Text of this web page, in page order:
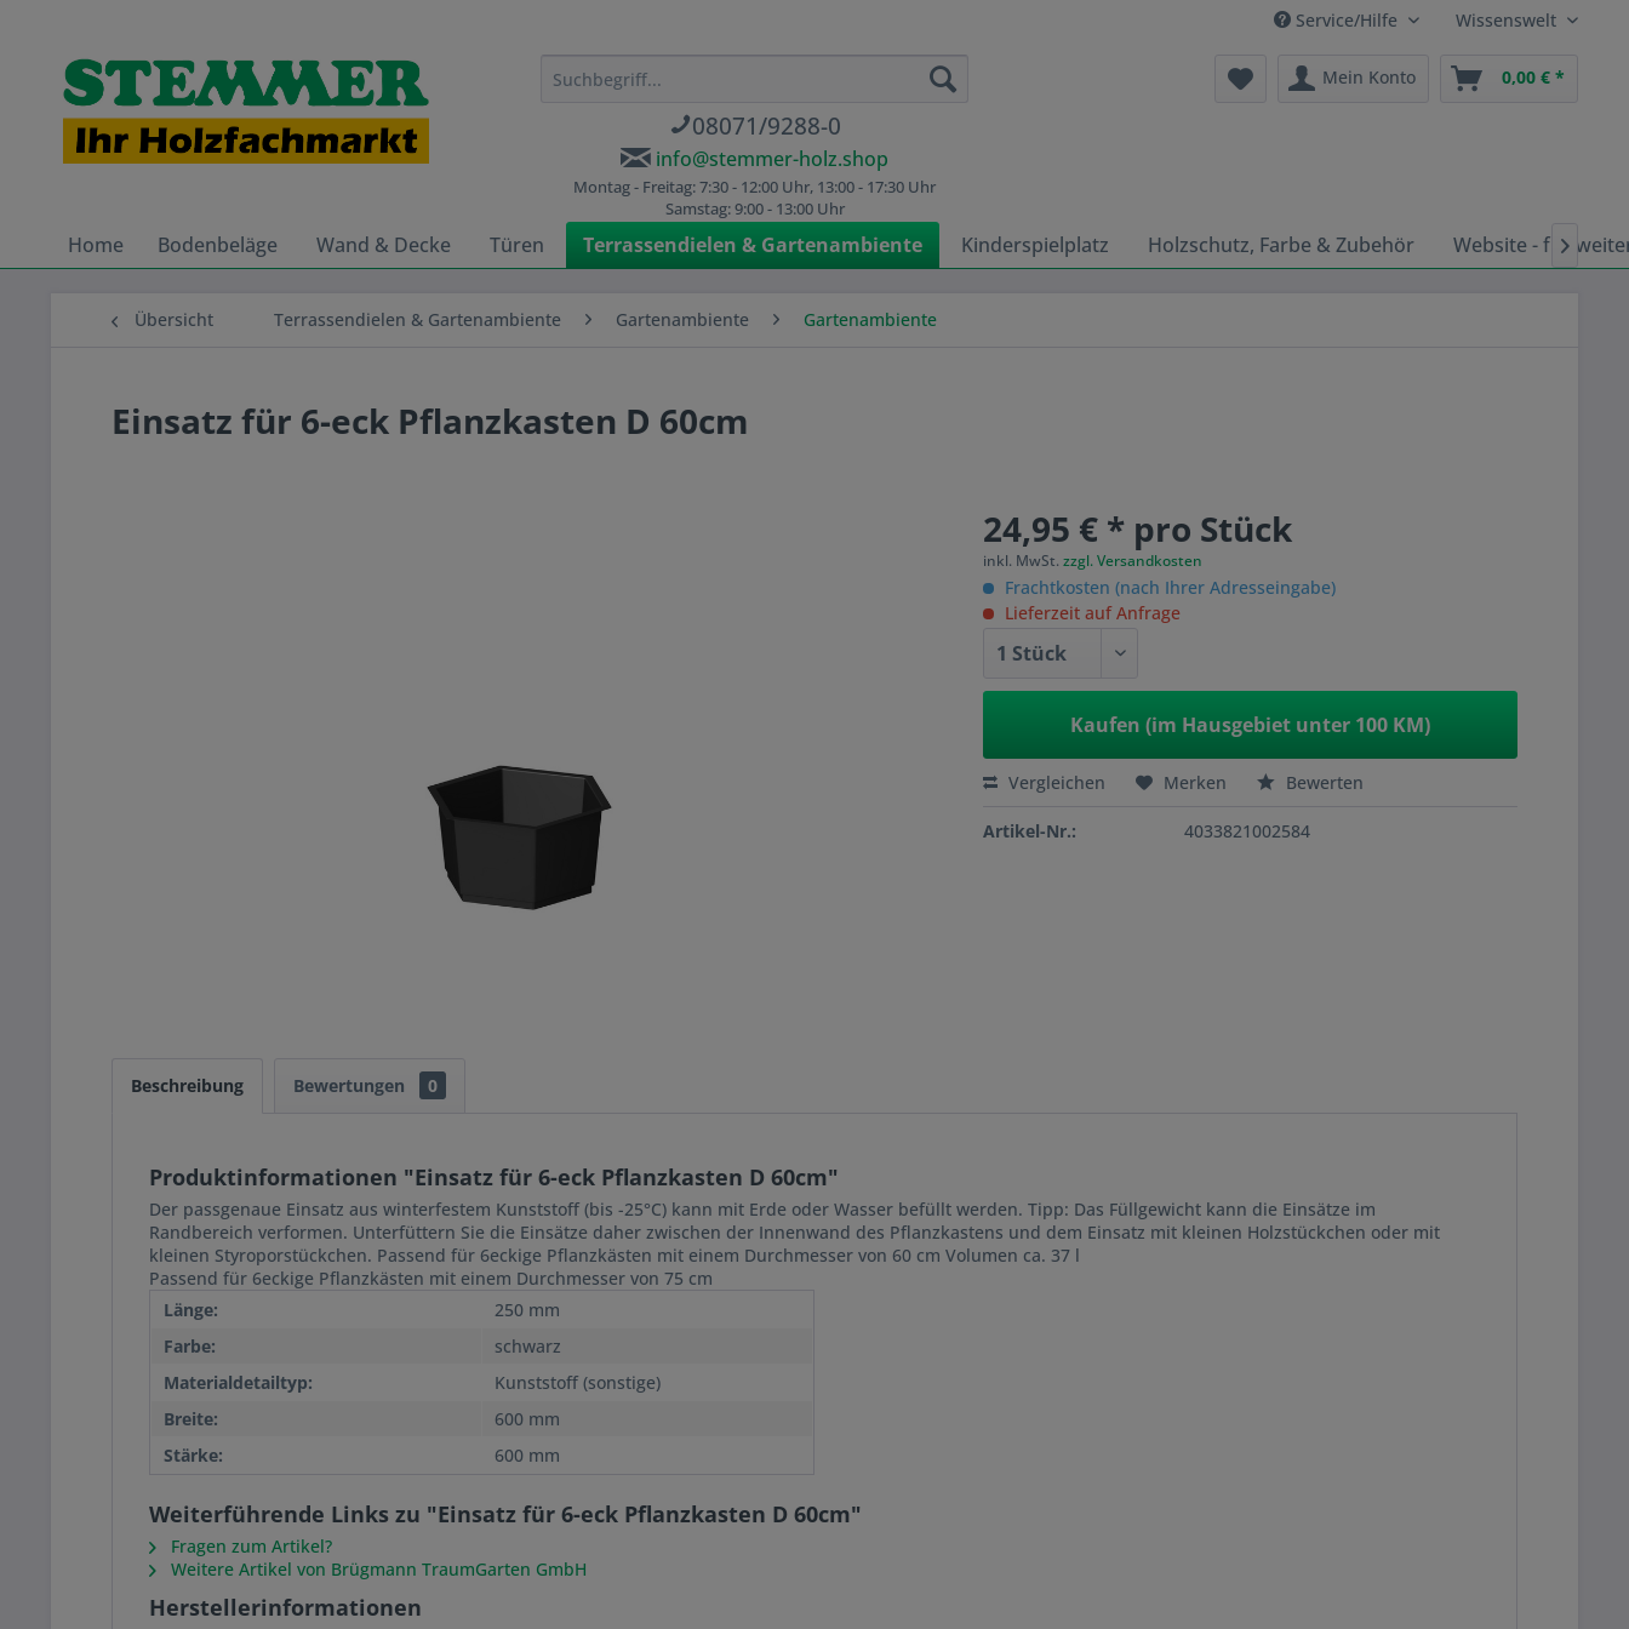
Service/Hilfe Wissenswelt
08071/9288-0
info@stemmer-holz.shop
Montag - Freitag: 7:30 - 12:00 Uhr, 13:00 - 17:30 Uhr
Samstag: 9:00 - 13:00 Uhr
Mein Konto 0,00 € *
Home Bodenbeläge Wand & Decke Türen Terrassendielen & Gartenambiente Kinderspielplatz Holzschutz, Farbe & Zubehör Website - für

Übersicht Terrassendielen & Gartenambiente Gartenambiente Gartenambiente
Einsatz für 6-eck Pflanzkasten D 60cm
24,95 € * pro Stück
inkl. MwSt.zzgl. Versandkosten
Frachtkosten (nach Ihrer Adresseingabe)
Lieferzeit auf Anfrage
Kaufen (im Hausgebiet unter 100 KM)
Vergleichen Merken Bewerten
Artikel-Nr.: 4033821002584
Beschreibung Bewertungen 0
Produktinformationen "Einsatz für 6-eck Pflanzkasten D 60cm"
Der passgenaue Einsatz aus winterfestem Kunststoff (bis -25°C) kann mit Erde oder Wasser befüllt werden. Tipp: Das Füllgewicht kann die Einsätze im
Randbereich verformen. Unterfüttern Sie die Einsätze daher zwischen der Innenwand des Pflanzkastens und dem Einsatz mit kleinen Holzstückchen oder mit
kleinen Styroporstückchen. Passend für 6eckige Pflanzkästen mit einem Durchmesser von 60 cm Volumen ca. 37 l
Passend für 6eckige Pflanzkästen mit einem Durchmesser von 75 cm
Länge:
250 mm
Farbe:
schwarz
Materialdetailtyp:
Kunststoff (sonstige)
Breite:
600 mm
Stärke:
600 mm
Weiterführende Links zu "Einsatz für 6-eck Pflanzkasten D 60cm"
Fragen zum Artikel?
Weitere Artikel von Brügmann TraumGarten GmbH
Herstellerinformationen